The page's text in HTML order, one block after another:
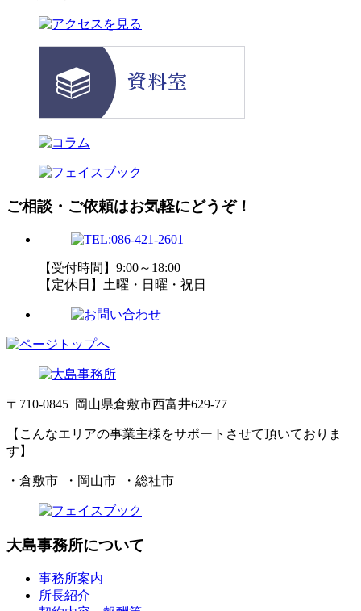
ご相談・ご依頼はお気軽にどうぞ！
【受付時間】9:00～18:00
【定休日】土曜・日曜・祝日
〒710-0845 岡山県倉敷市西富井629-77
【こんなエリアの事業主様をサポートさせて頂いておりま
す】
・倉敷市 ・岡山市 ・総社市
大島事務所について
事務所案内
所長紹介